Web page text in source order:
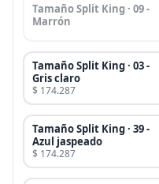
Tamaño Split King · 09 -
Marrón
Tamaño Split King · 03 -
Gris claro
$ 174.287
Tamaño Split King · 39 -
Azul jaspeado
$ 174.287